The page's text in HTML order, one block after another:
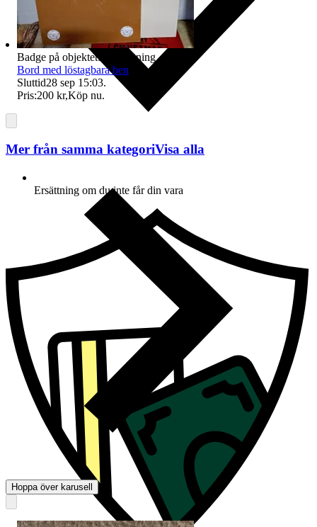
Ersättning om du inte får din vara
Badge på objektet:
Avhämtning
Bord med löstagbara ben
Sluttid28 sep 15:03.
Pris:200 kr,Köp nu.
Mer från samma kategoriVisa alla
Hoppa över karusell